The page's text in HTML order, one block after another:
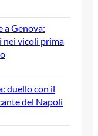
a Genova:
nei vicoli prima
duello con il
del Napoli